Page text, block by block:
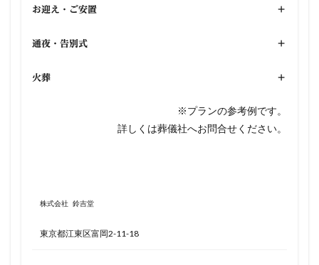
お迎え・ご安置 +
通夜・告別式 +
火葬 +
※プランの参考例です。
詳しくは葬儀社へお問合せください。
株式会社 鈴吉堂
東京都江東区富岡2-11-18